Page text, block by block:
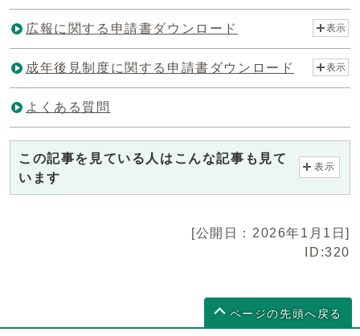
広報に関する申請書ダウンロード 表示
成年後見制度に関する申請書ダウンロード 表示
よくある質問
この記事を見ている人はこんな記事も見て
います
表示
[公開日：2026年1月1日]
ID:320
ページの先頭へ戻る